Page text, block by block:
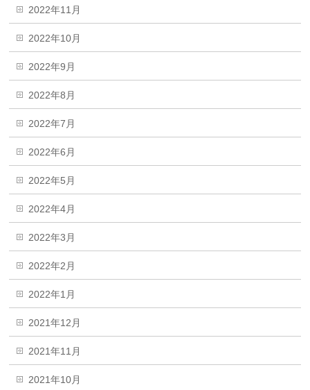
2022年11月
2022年10月
2022年9月
2022年8月
2022年7月
2022年6月
2022年5月
2022年4月
2022年3月
2022年2月
2022年1月
2021年12月
2021年11月
2021年10月